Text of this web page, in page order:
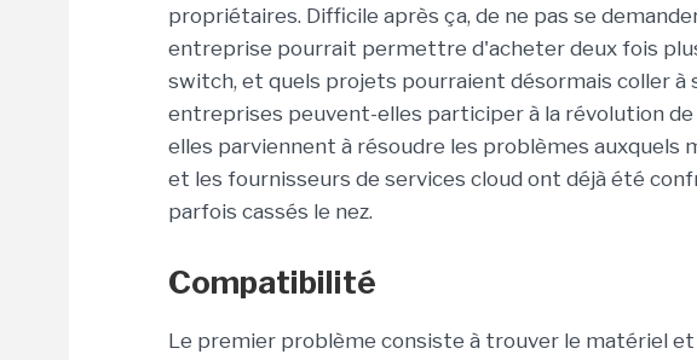
propriétaires. Difficile après ça, de ne pas se
entreprise pourrait permettre d'acheter deux fois
switch, et quels projets pourraient désormais coller à
entreprises peuvent-elles participer à la révolution
elles parviennent à résoudre les problèmes auxquels
et les fournisseurs de services cloud ont déjà été
parfois cassés le nez.
Compatibilité
Le premier problème consiste à trouver le matériel